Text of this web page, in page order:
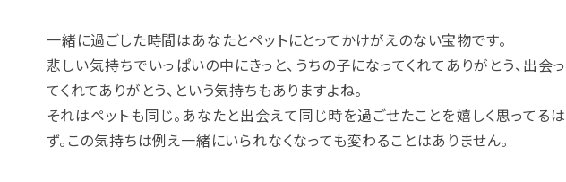
一緒に過ごした時間はあなたとペットにとってかけがえのない宝物です。
悲しい気持ちでいっぱいの中にきっと、うちの子になってくれてありがとう、出会っ
てくれてありがとう、という気持ちもありますよね。
それはペットも同じ。あなたと出会えて同じ時を過ごせたことを嬉しく思ってるは
ず。この気持ちは例え一緒にいられなくなっても変わることはありません。